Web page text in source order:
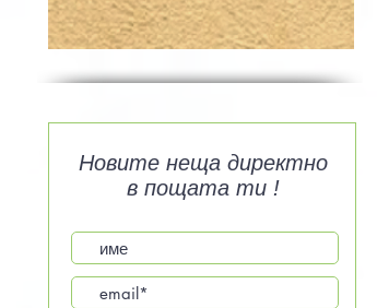
Новите неща директно
в пощата ти !